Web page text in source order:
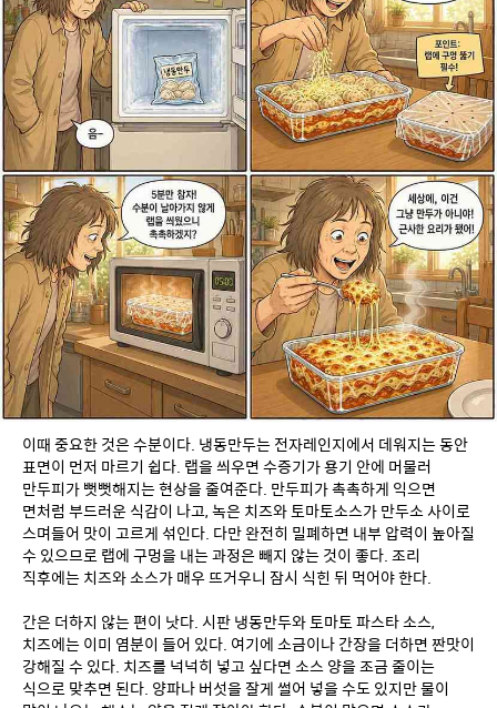
이때 중요한 것은 수분이다. 냉동만두는 전자레인지에서 데워지는 동안
표면이 먼저 마르기 쉽다. 랩을 씌우면 수증기가 용기 안에 머물러
만두피가 뻣뻣해지는 현상을 줄여준다. 만두피가 촉촉하게 익으면
면처럼 부드러운 식감이 나고, 녹은 치즈와 토마토소스가 만두소 사이로
스며들어 맛이 고르게 섞인다. 다만 완전히 밀폐하면 내부 압력이 높아질
수 있으므로 랩에 구멍을 내는 과정은 빼지 않는 것이 좋다. 조리
직후에는 치즈와 소스가 매우 뜨거우니 잠시 식힌 뒤 먹어야 한다.
간은 더하지 않는 편이 낫다. 시판 냉동만두와 토마토 파스타 소스,
치즈에는 이미 염분이 들어 있다. 여기에 소금이나 간장을 더하면 짠맛이
강해질 수 있다. 치즈를 넉넉히 넣고 싶다면 소스 양을 조금 줄이는
식으로 맞추면 된다. 양파나 버섯을 잘게 썰어 넣을 수도 있지만 물이